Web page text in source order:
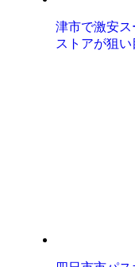
津市で激安
ストアが狙い